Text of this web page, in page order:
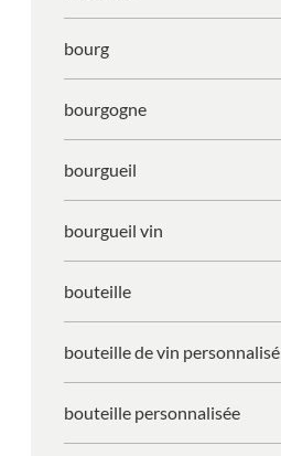
bourg
bourgogne
bourgueil
bourgueil vin
bouteille
bouteille de vin personnalisé
bouteille personnalisée